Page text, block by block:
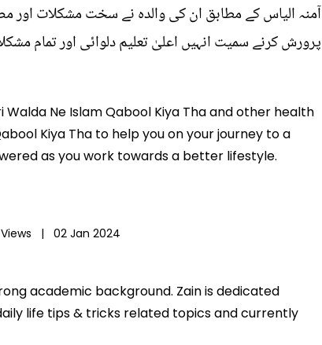
آمنہ الیاس کے مطابق ان کی والدہ نے سخت مشکلات اور
پرورش کرنے سمیت انہیں اعلیٰ تعلیم دلوائی اور تمام
Ne Islam Qabool Kiya Tha and other health
Kiya Tha to help you on your journey to a
as you work towards a better lifestyle.
| 02 Jan 2024
academic background. Zain is dedicated
life tips & tricks related topics and currently